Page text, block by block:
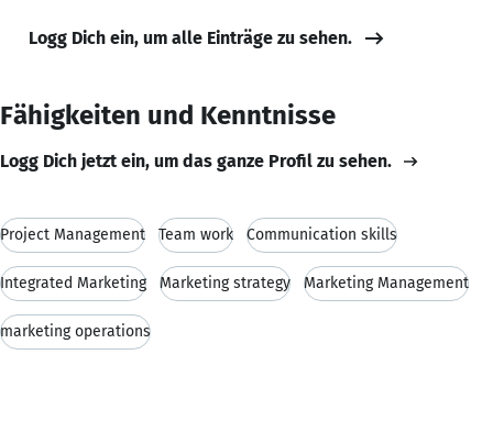
Logg Dich ein, um alle Einträge zu sehen.
Fähigkeiten und Kenntnisse
Logg Dich jetzt ein, um das ganze Profil zu sehen.
Project Management Team work Communication skills
Integrated Marketing Marketing strategy Marketing Management
marketing operations